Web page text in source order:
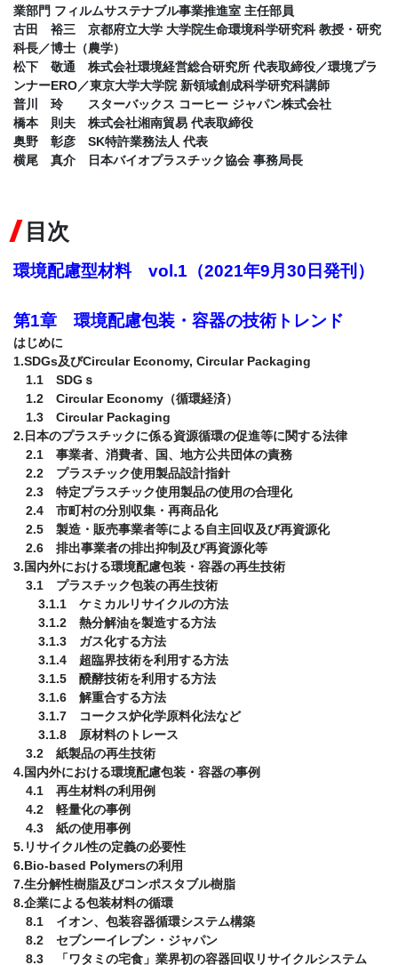
業部門 フィルムサステナブル事業推進室 主任部員
古田 裕三 京都府立大学 大学院生命環境科学研究科 教授・研究
科長／博士（農学）
松下 敬通 株式会社環境経営総合研究所 代表取締役／環境プラ
ンナーERO／東京大学大学院 新領域創成科学研究科講師
普川 玲 スターバックス コーヒー ジャパン株式会社
橋本 則夫 株式会社湘南貿易 代表取締役
奥野 彰彦 SK特許業務法人 代表
横尾 真介 日本バイオプラスチック協会 事務局長
目次
環境配慮型材料　vol.1（2021年9月30日発刊）
第1章　環境配慮包装・容器の技術トレンド
はじめに
1.SDGs及びCircular Economy, Circular Packaging
1.1　SDGｓ
1.2　Circular Economy（循環経済）
1.3　Circular Packaging
2.日本のプラスチックに係る資源循環の促進等に関する法律
2.1　事業者、消費者、国、地方公共団体の責務
2.2　プラスチック使用製品設計指針
2.3　特定プラスチック使用製品の使用の合理化
2.4　市町村の分別収集・再商品化
2.5　製造・販売事業者等による自主回収及び再資源化
2.6　排出事業者の排出抑制及び再資源化等
3.国内外における環境配慮包装・容器の再生技術
3.1　プラスチック包装の再生技術
3.1.1　ケミカルリサイクルの方法
3.1.2　熱分解油を製造する方法
3.1.3　ガス化する方法
3.1.4　超臨界技術を利用する方法
3.1.5　醗酵技術を利用する方法
3.1.6　解重合する方法
3.1.7　コークス炉化学原料化法など
3.1.8　原材料のトレース
3.2　紙製品の再生技術
4.国内外における環境配慮包装・容器の事例
4.1　再生材料の利用例
4.2　軽量化の事例
4.3　紙の使用事例
5.リサイクル性の定義の必要性
6.Bio-based Polymersの利用
7.生分解性樹脂及びコンポスタブル樹脂
8.企業による包装材料の循環
8.1　イオン、包装容器循環システム構築
8.2　セブンーイレブン・ジャパン
8.3　「ワタミの宅食」業界初の容器回収リサイクルシステム